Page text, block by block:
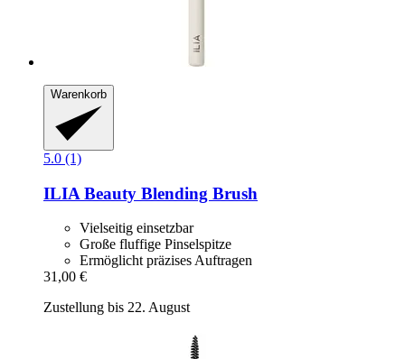
Warenkorb
5.0 (1)
ILIA Beauty Blending Brush
Vielseitig einsetzbar
Große fluffige Pinselspitze
Ermöglicht präzises Auftragen
31,00 €
Zustellung bis 22. August